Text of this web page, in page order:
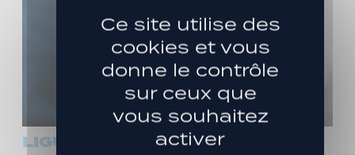
LIGUE 3
Ce site utilise des
cookies et vous
donne le contrôle
sur ceux que
vous souhaitez
activer